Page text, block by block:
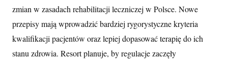
zmian w zasadach rehabilitacji leczniczej w Polsce. Nowe
przepisy mają wprowadzić bardziej rygorystyczne kryteria
kwalifikacji pacjentów oraz lepiej dopasować terapię do ich
stanu zdrowia. Resort planuje, by regulacje zaczęły